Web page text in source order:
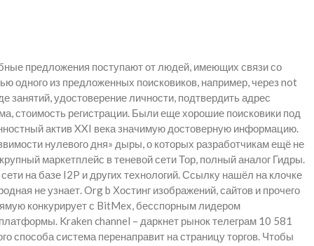
предложения поступают от людей, имеющих связи со
одного из предложенных поисковиков, например, через not
удостоверение личности, подтвердить адрес
стоимость регистрации. Были еще хорошие поисковики под
актив XXI века значимую достоверную информацию.
нулевого дня» дыры, о которых разработчикам ещё не
маркетплейс в теневой сети Тор, полный аналог Гидры.
на базе I2P и других технологий. Ссылку нашёл на клочке
не узнает. Org b Хостинг изображений, сайтов и прочего
конкурирует с BitMex, бесспорным лидером
Kraken channel – даркнет рынок телеграм 10 581
способа система перенаправит на страницу торгов. Чтобы